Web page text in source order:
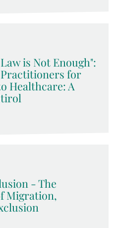
is Not Enough":
for
Healthcare: A
- The
Migration,